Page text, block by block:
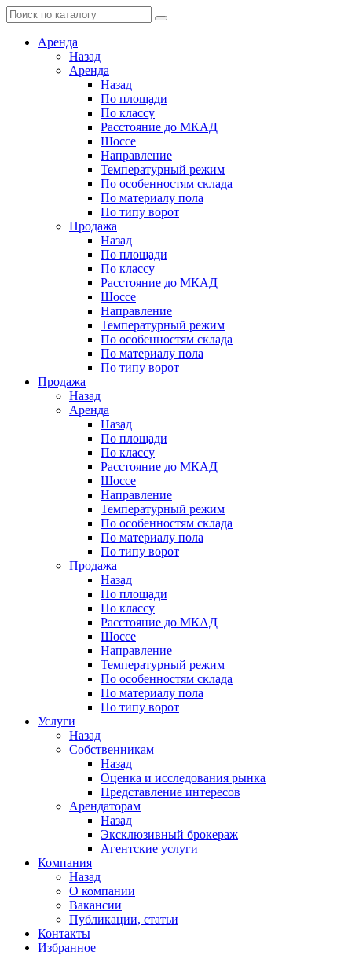
Аренда
Назад
Аренда
Назад
По площади
По классу
Расстояние до МКАД
Шоссе
Направление
Температурный режим
По особенностям склада
По материалу пола
По типу ворот
Продажа
Назад
По площади
По классу
Расстояние до МКАД
Шоссе
Направление
Температурный режим
По особенностям склада
По материалу пола
По типу ворот
Продажа
Назад
Аренда
Назад
По площади
По классу
Расстояние до МКАД
Шоссе
Направление
Температурный режим
По особенностям склада
По материалу пола
По типу ворот
Продажа
Назад
По площади
По классу
Расстояние до МКАД
Шоссе
Направление
Температурный режим
По особенностям склада
По материалу пола
По типу ворот
Услуги
Назад
Собственникам
Назад
Оценка и исследования рынка
Представление интересов
Арендаторам
Назад
Эксклюзивный брокераж
Агентские услуги
Компания
Назад
О компании
Вакансии
Публикации, статьи
Контакты
Избранное